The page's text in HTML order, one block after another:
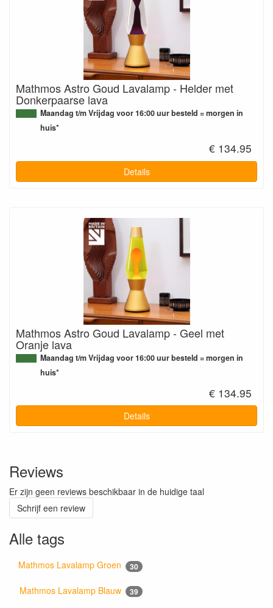
Mathmos Astro Goud Lavalamp - Helder met
Donkerpaarse lava
Maandag t/m Vrijdag voor 16:00 uur besteld = morgen in
huis*
€ 134.95
Details
Mathmos Astro Goud Lavalamp - Geel met
Oranje lava
Maandag t/m Vrijdag voor 16:00 uur besteld = morgen in
huis*
€ 134.95
Details
Reviews
Er zijn geen reviews beschikbaar in de huidige taal
Schrijf een review
Alle tags
Mathmos Lavalamp Groen 30
Mathmos Lavalamp Blauw 39